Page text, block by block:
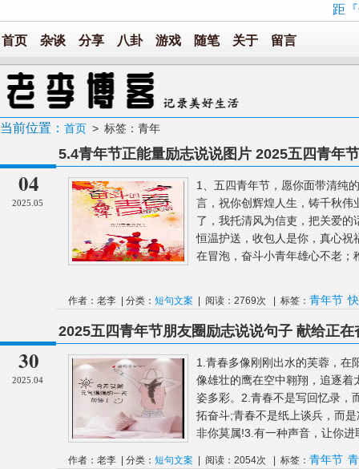
距
首页 杂谈 分享 八卦 游戏 随笔 关于 留言
当前位置： 首页 > 标签：青年
04
2025.05
5.4青年节正能量励志说说图片 2025五四青年
1、五四青年节，愿你面带清纯
言，祝你创辉煌人生，铸千秋
了，我托清风为信吏，把关爱
恒温护送，收包人是你，真心
在冒泡，奋斗小青年雄心不老
作者：老李 | 分类： 短句文案 | 阅读：2769次 | 标签： 青年节
30
2025.04
2025五四青年节朋友圈励志说说句子 献给正
1.青春多像刚刚出水的芙蓉，在
像雄壮的鹰在空中翱翔，追逐
姿多彩。2.青春不是写回忆录，
拓奋斗;青春不是纸上谈兵，而
非你莫属!3.有一种声音，让你
作者：老李 | 分类： 短句文案 | 阅读：2054次 | 标签： 青年节